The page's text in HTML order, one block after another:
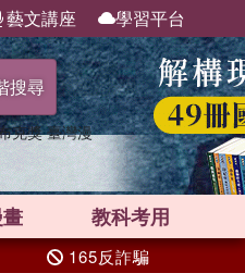
藝文講座 學習平台
搜尋
克獎 臺灣漫
教科考用
165反詐騙